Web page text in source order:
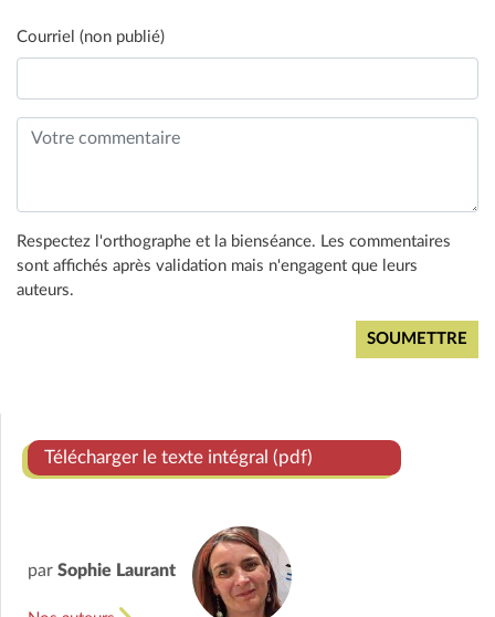
Courriel (non publié)
Respectez l'orthographe et la bienséance. Les commentaires
sont affichés après validation mais n'engagent que leurs
auteurs.
Télécharger le texte intégral (pdf)
par Sophie Laurant